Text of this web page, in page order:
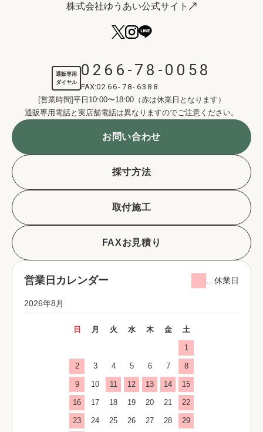
株式会社ゆうあい公式サイト
通販専用
ダイヤル
0266-78-0058
FAX:0266-78-6388
[営業時間]平日10:00〜18:00（赤は休業日となります）
通販専用電話と実店舗電話は異なりますのでご注意ください。
お問い合わせ
採寸方法
取付施工
FAXお見積り
営業日カレンダー …休業日
2026年8月
日 月 火 水 木 金 土
1
2 3 4 5 6 7 8
9 10 11 12 13 14 15
16 17 18 19 20 21 22
23 24 25 26 27 28 29